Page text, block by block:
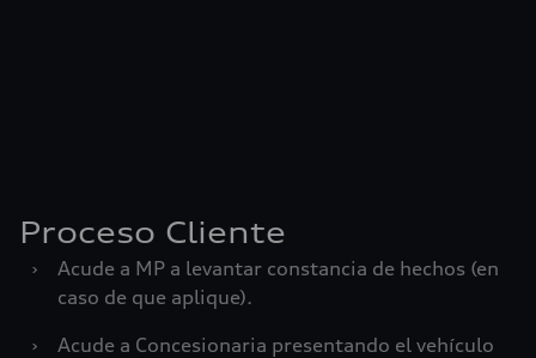
Proceso Cliente
›
Acude a MP a levantar constancia de hechos (en
caso de que aplique).
›
Acude a Concesionaria presentando el vehículo